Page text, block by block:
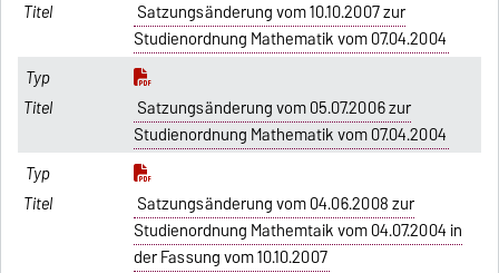
Satzungsänderung vom 10.10.2007 zur
Studienordnung Mathematik vom 07.04.2004
Satzungsänderung vom 05.07.2006 zur
Studienordnung Mathematik vom 07.04.2004
Satzungsänderung vom 04.06.2008 zur
Studienordnung Mathemtaik vom 04.07.2004 in
der Fassung vom 10.10.2007